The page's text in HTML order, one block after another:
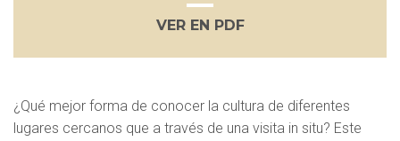
VER EN PDF
¿Qué mejor forma de conocer la cultura de diferentes
lugares cercanos que a través de una visita in situ? Este